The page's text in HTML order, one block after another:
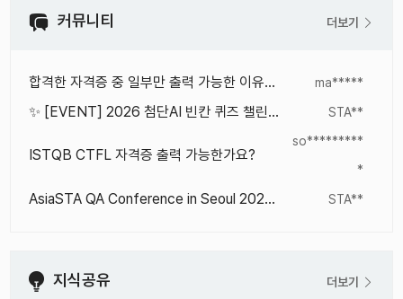
커뮤니티 더보기
합격한 자격증 중 일부만 출력 가능한 이유가 궁금합니다. ma*****
✨ [EVENT] 2026 첨단AI 빈칸 퀴즈 챌린지! ✨ STA**
ISTQB CTFL 자격증 출력 가능한가요?
so*********
*
AsiaSTA QA Conference in Seoul 2026 발표 영상 공개 STA**
지식공유 더보기